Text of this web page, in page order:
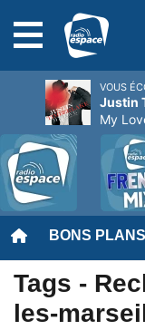
BONS PLANS
Tags -
les-
VOUS
Justin
My